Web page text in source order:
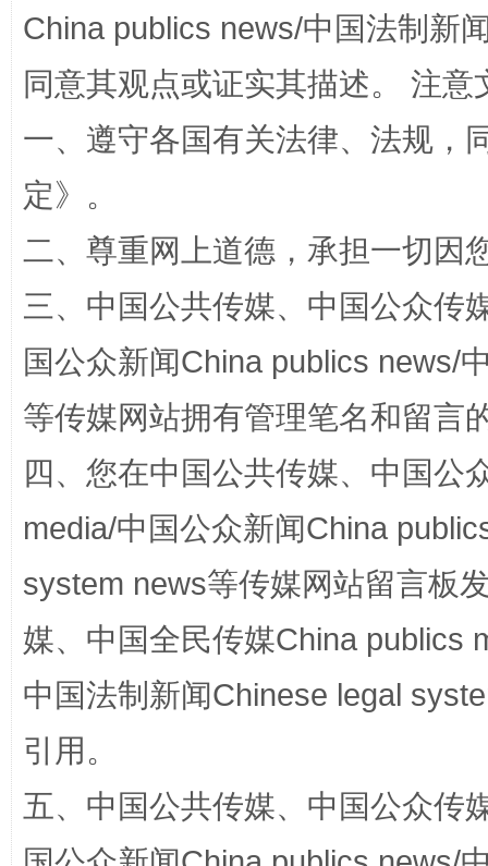
站台名比不上好声名
招工难、用工荒背后
China publics news/中国法制新
同意其观点或证实其描述。 注
一、遵守各国有关法律、法规，
定》。
二、尊重网上道德，承担一切因
三、中国公共传媒、中国公众传
国公众新闻China publics news/
等传媒网站拥有管理笔名和留言
四、您在中国公共传媒、中国公
media/中国公众新闻China
system news等传媒网站留言板
媒、中国全民传媒China publics
中国法制新闻Chinese legal
引用。
五、中国公共传媒、中国公众传